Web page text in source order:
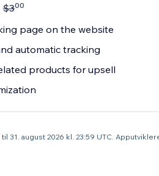
$300
page on the website
automatic tracking
products for upsell
31. august 2026 kl. 23:59 UTC.